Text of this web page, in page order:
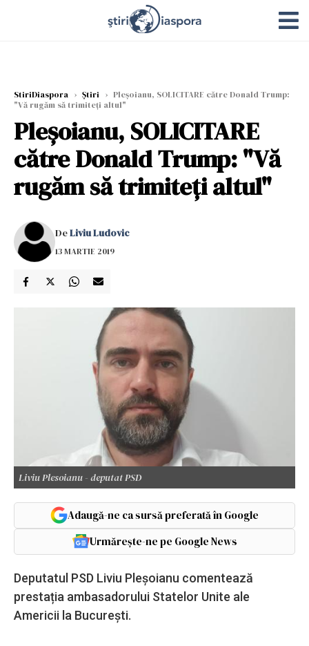
StiriDiaspora › Știri › Pleșoianu, SOLICITARE către Donald Trump:
"Vă rugăm să trimiteți altul"
Pleșoianu, SOLICITARE
către Donald Trump: "Vă
rugăm să trimiteți altul"
DeLiviu Ludovic
13 MARTIE 2019
Liviu Plesoianu - deputat PSD
Adaugă-ne ca sursă preferată în Google
Urmărește-ne pe Google News
Deputatul PSD Liviu Pleșoianu comentează
prestația ambasadorului Statelor Unite ale
Americii la București.